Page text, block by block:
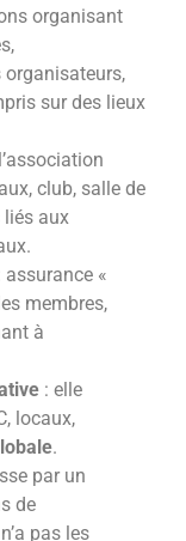
organisant
sur des lieux
club, salle de
liés aux
assurance «
membres,
à
: elle
locaux,
.
par un
de
pas les